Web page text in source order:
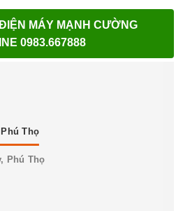
MÁY MẠNH CƯỜNG
0983.667888
Thọ
Phú Thọ